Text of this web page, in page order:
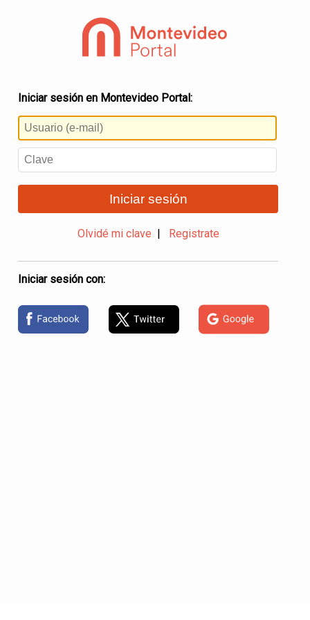
Iniciar sesión en Montevideo Portal:
Iniciar sesión
Olvidé mi clave Registrate
Iniciar sesión con: